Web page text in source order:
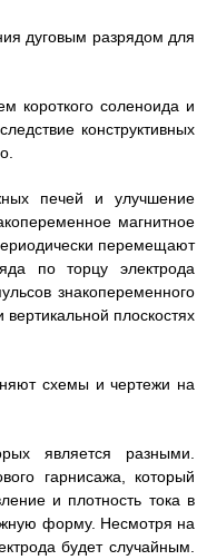
дуговым разрядом для
короткого соленоида и
конструктивных
печей и улучшение
магнитное
перемещают
по торцу электрода
знакопеременного
плоскостях
схемы и чертежи на
является разными.
гарнисажа, который
и плотность тока в
форму. Несмотря на
будет случайным.